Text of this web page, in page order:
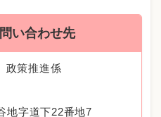
い合わせ先
政策推進係
地字道下22番地7